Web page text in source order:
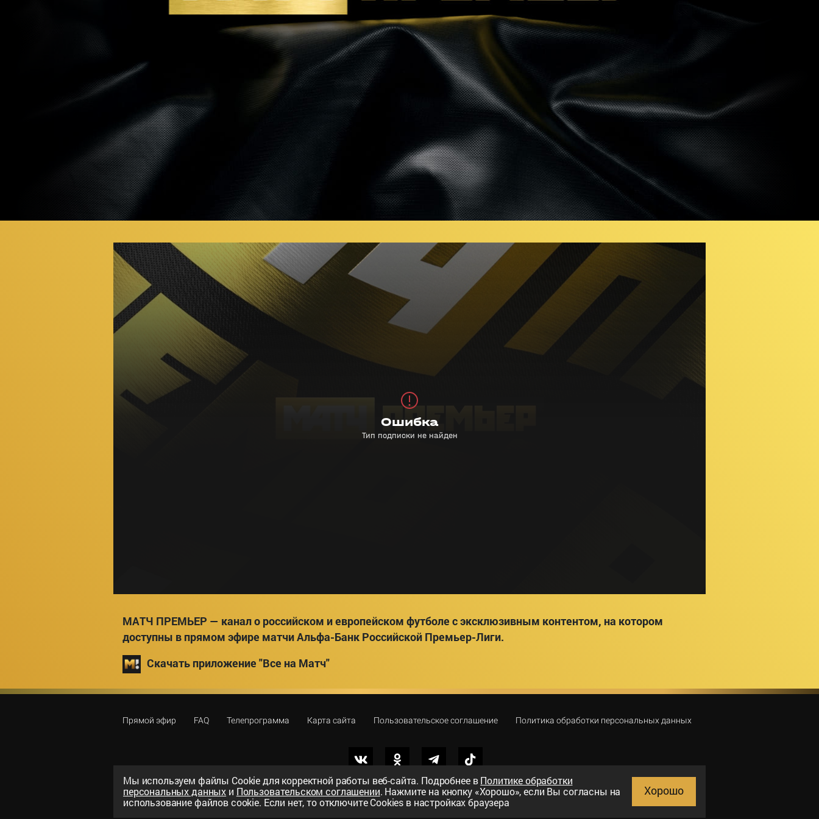
МАТЧ ПРЕМЬЕР — канал о российском и европейском футболе с эксклюзивным контентом, на котором
доступны в прямом эфире матчи Альфа-Банк Российской Премьер-Лиги.
Скачать приложение "Все на Матч"
Прямой эфир FAQ Телепрограмма Карта сайта Пользовательское соглашение Политика обработки персональных данных
©2026«ООО «Национальный спортивный телеканал» Поиск
Мы используем файлы Сookie для корректной работы веб-сайта. Подробнее вПолитике обработки
персональных данных и Пользовательском соглашении. Нажмите на кнопку «Хорошо», если Вы согласны на
использование файлов cookie. Если нет, то отключите Cookies в настройках браузера
Хорошо